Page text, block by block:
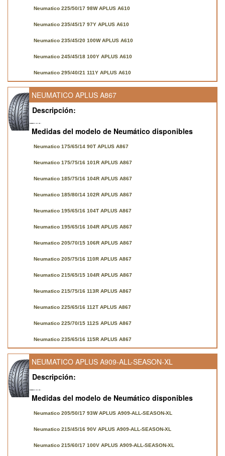
Neumatico 225/50/17 98W APLUS A610
Neumatico 235/45/17 97Y APLUS A610
Neumatico 235/45/20 100W APLUS A610
Neumatico 245/45/18 100Y APLUS A610
Neumatico 295/40/21 111Y APLUS A610
NEUMATICO APLUS A867
Descripción:
Medidas del modelo de Neumático disponibles
Neumatico 175/65/14 90T APLUS A867
Neumatico 175/75/16 101R APLUS A867
Neumatico 185/75/16 104R APLUS A867
Neumatico 185/80/14 102R APLUS A867
Neumatico 195/65/16 104T APLUS A867
Neumatico 195/65/16 104R APLUS A867
Neumatico 205/70/15 106R APLUS A867
Neumatico 205/75/16 110R APLUS A867
Neumatico 215/65/15 104R APLUS A867
Neumatico 215/75/16 113R APLUS A867
Neumatico 225/65/16 112T APLUS A867
Neumatico 225/70/15 112S APLUS A867
Neumatico 235/65/16 115R APLUS A867
NEUMATICO APLUS A909-ALL-SEASON-XL
Descripción:
Medidas del modelo de Neumático disponibles
Neumatico 205/50/17 93W APLUS A909-ALL-SEASON-XL
Neumatico 215/45/16 90V APLUS A909-ALL-SEASON-XL
Neumatico 215/60/17 100V APLUS A909-ALL-SEASON-XL